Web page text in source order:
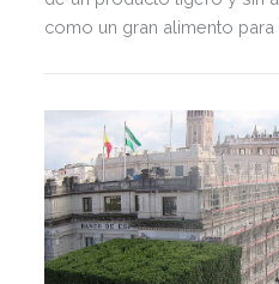
como un gran alimento